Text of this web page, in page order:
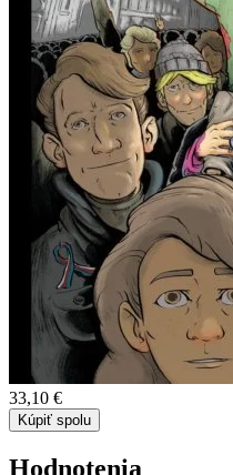
33,10 €
Kúpiť spolu
Hodnotenia